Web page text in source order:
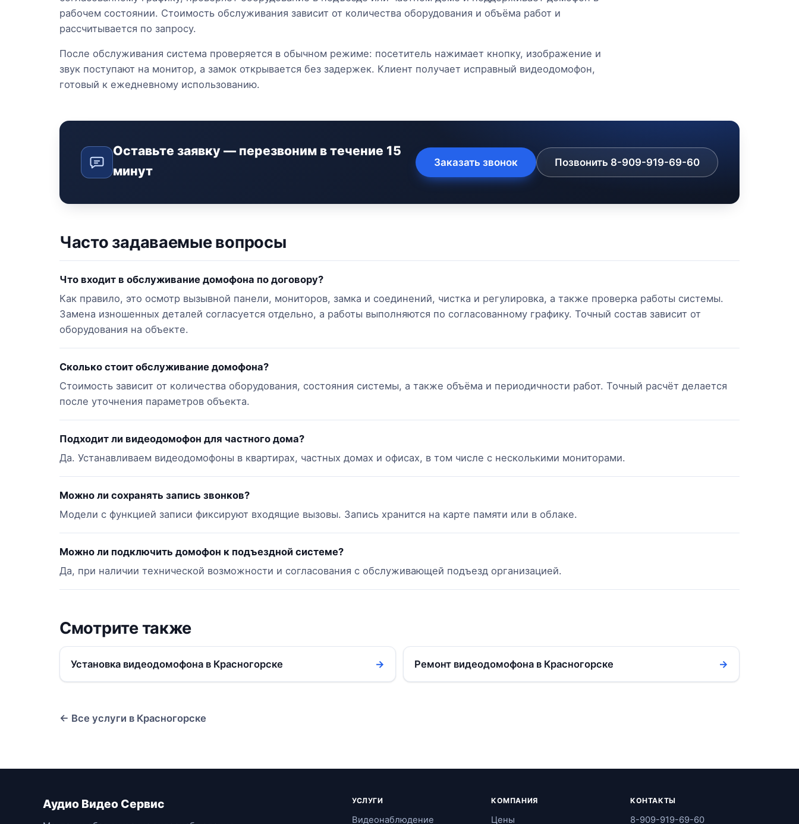
рабочем состоянии. Стоимость обслуживания зависит от количества оборудования и объёма работ и
рассчитывается по запросу.
После обслуживания система проверяется в обычном режиме: посетитель нажимает кнопку, изображение и
звук поступают на монитор, а замок открывается без задержек. Клиент получает исправный видеодомофон,
готовый к ежедневному использованию.
Оставьте заявку — перезвоним в течение 15
минут
Заказать звонок Позвонить 8-909-919-69-60
Часто задаваемые вопросы
Что входит в обслуживание домофона по договору?
Как правило, это осмотр вызывной панели, мониторов, замка и соединений, чистка и регулировка, а также проверка работы системы.
Замена изношенных деталей согласуется отдельно, а работы выполняются по согласованному графику. Точный состав зависит от
оборудования на объекте.
Сколько стоит обслуживание домофона?
Стоимость зависит от количества оборудования, состояния системы, а также объёма и периодичности работ. Точный расчёт делается
после уточнения параметров объекта.
Подходит ли видеодомофон для частного дома?
Да. Устанавливаем видеодомофоны в квартирах, частных домах и офисах, в том числе с несколькими мониторами.
Можно ли сохранять запись звонков?
Модели с функцией записи фиксируют входящие вызовы. Запись хранится на карте памяти или в облаке.
Можно ли подключить домофон к подъездной системе?
Да, при наличии технической возможности и согласования с обслуживающей подъезд организацией.
Смотрите также
Установка видеодомофона в Красногорске → Ремонт видеодомофона в Красногорске →
← Все услуги в Красногорске
Аудио Видео Сервис УСЛУГИ
Видеонаблюдение
КОМПАНИЯ
Цены
КОНТАКТЫ
8-909-919-69-60